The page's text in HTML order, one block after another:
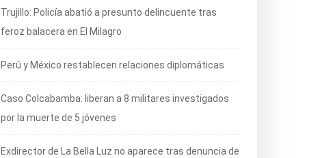
Trujillo: Policía abatió a presunto delincuente tras
feroz balacera en El Milagro
Perú y México restablecen relaciones diplomáticas
Caso Colcabamba: liberan a 8 militares investigados
por la muerte de 5 jóvenes
Exdirector de La Bella Luz no aparece tras denuncia de